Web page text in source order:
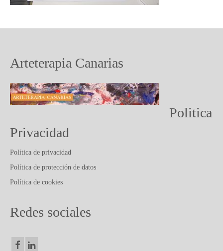
PROYECTOS
PUBLICACIONES Y ARTICULOS
Arteterapia Canarias
Politica
Privacidad
Política de privacidad
Política de protección de datos
Política de cookies
Redes sociales